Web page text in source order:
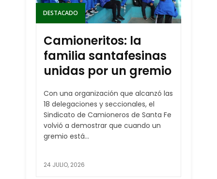
DESTACADO
Camioneritos: la
familia santafesinas
unidas por un gremio
Con una organización que alcanzó las
18 delegaciones y seccionales, el
Sindicato de Camioneros de Santa Fe
volvió a demostrar que cuando un
gremio está...
24 JULIO, 2026